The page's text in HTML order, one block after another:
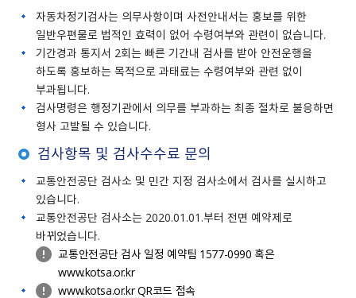
자동차정기검사는 의무사항이며 사전안내서는 홍보를 위한
일반우편물로 법적인 효력이 없어 수령여부와 관련이 없습니다.
기간경과 통지서 2회는 빠른 기간내 검사를 받아 안전운행을
하도록 홍보하는 목적으로 과태료는 수령여부와 관련 없이
부과됩니다.
검사명령은 행정기관에서 의무를 부과하는 최종 절차로 불응하면
형사 고발될 수 있습니다.
검사항목 및 검사수수료 문의
교통안전공단 검사소 및 민간 지정 검사소에서 검사를 실시하고
있습니다.
교통안전공단 검사소는 2020.01.01.부터 전면 예약제로
바뀌었습니다.
교통안전공단 검사 일정 예약팀 1577-0990 혹은
www.kotsa.or.kr
www.kotsa.or.kr QR코드 접속